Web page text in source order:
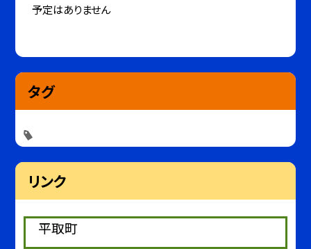
予定はありません
タグ
リンク
平取町